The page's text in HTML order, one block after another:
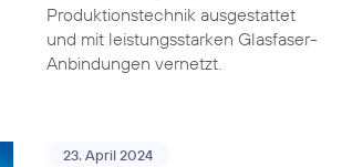
Produktionstechnik ausgestattet
und mit leistungsstarken Glasfaser-
Anbindungen vernetzt.
23. April 2024